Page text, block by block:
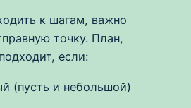
к шагам, важно
точку. План,
если:
(пусть и небольшой)